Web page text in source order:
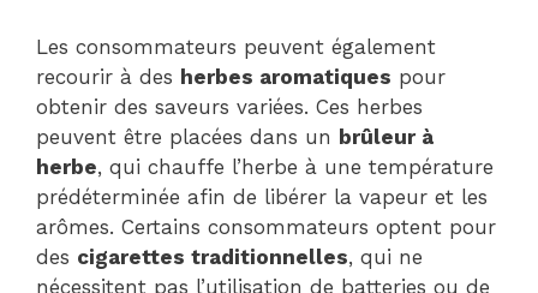
Les consommateurs peuvent également
recourir à des herbes aromatiques pour
obtenir des saveurs variées. Ces herbes
peuvent être placées dans un brûleur à
herbe, qui chauffe l’herbe à une température
prédéterminée afin de libérer la vapeur et les
arômes. Certains consommateurs optent pour
des cigarettes traditionnelles, qui ne
nécessitent pas l’utilisation de batteries ou de